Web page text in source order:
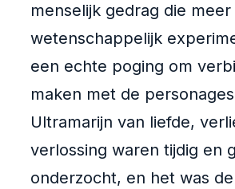
menselijk gedrag die
wetenschappelijk
een echte poging om
maken met de
Ultramarijn van liefde,
verlossing waren tijdig en
onderzocht, en het was de